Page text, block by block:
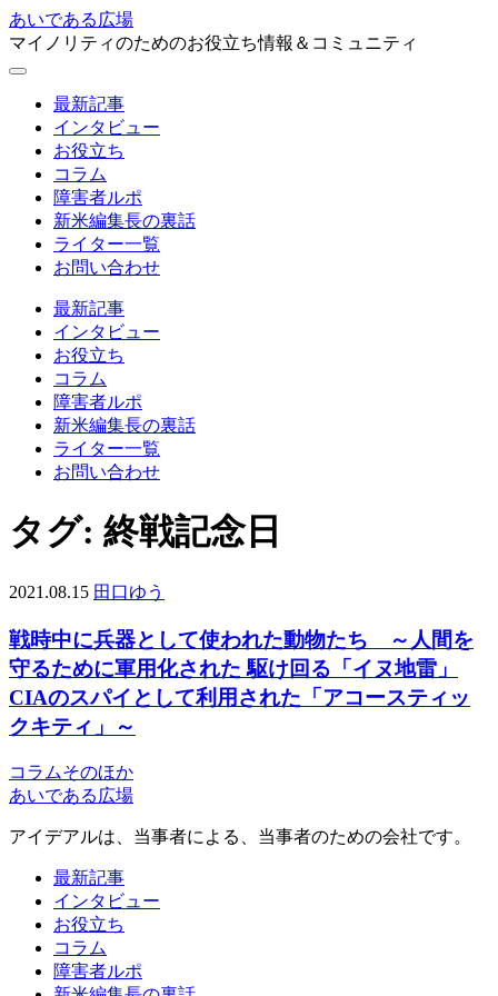
あいである広場
マイノリティのためのお役立ち情報＆コミュニティ
最新記事
インタビュー
お役立ち
コラム
障害者ルポ
新米編集長の裏話
ライター一覧
お問い合わせ
最新記事
インタビュー
お役立ち
コラム
障害者ルポ
新米編集長の裏話
ライター一覧
お問い合わせ
タグ: 終戦記念日
2021.08.15 田口ゆう
戦時中に兵器として使われた動物たち ～人間を
守るために軍用化された 駆け回る「イヌ地雷」
CIAのスパイとして利用された「アコースティッ
クキティ」～
コラムそのほか
あいである広場
アイデアルは、当事者による、当事者のための会社です。
最新記事
インタビュー
お役立ち
コラム
障害者ルポ